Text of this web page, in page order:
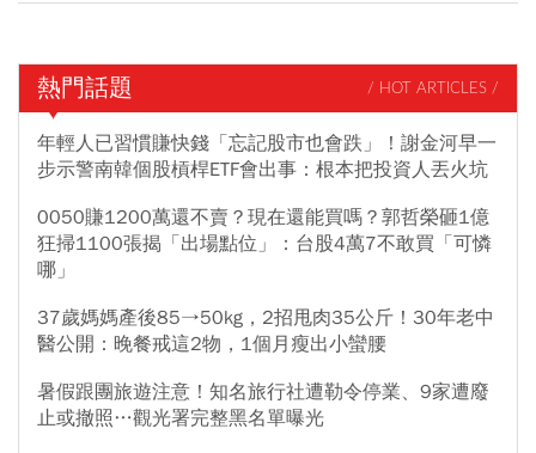
熱門話題 / HOT ARTICLES /
年輕人已習慣賺快錢「忘記股市也會跌」！謝金河早一
步示警南韓個股槓桿ETF會出事：根本把投資人丟火坑
0050賺1200萬還不賣？現在還能買嗎？郭哲榮砸1億
狂掃1100張揭「出場點位」：台股4萬7不敢買「可憐
哪」
37歲媽媽產後85→50kg，2招甩肉35公斤！30年老中
醫公開：晚餐戒這2物，1個月瘦出小蠻腰
暑假跟團旅遊注意！知名旅行社遭勒令停業、9家遭廢
止或撤照…觀光署完整黑名單曝光